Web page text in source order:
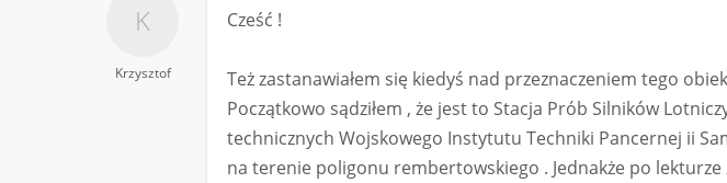
Krzysztof
Cześć !
Też zastanawiałem się kiedyś nad przeznaczeniem tego
Początkowo sądziłem , że jest to Stacja Prób Silników
technicznych Wojskowego Instytutu Techniki Pancernej ii
na terenie poligonu rembertowskiego . Jednakże po lekturze